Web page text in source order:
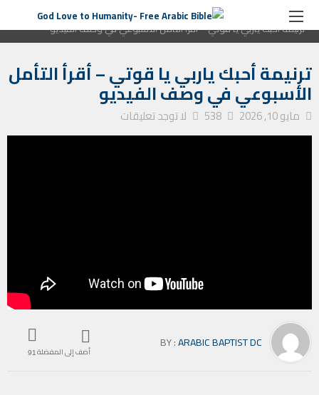
الصفحة الرئيسية
التأمل الأسبوعي
ترنيمة أحبك ياربي يا قوتي – أقرأ التأمل الأسبوعي في وصف الفيديو
ترنيمة أحبك ياربي يا قوتي – أقرأ التأمل
الأسبوعي في وصف الفيديو
مايو 10, 2026 538 لا توجد تعليقات
أضف إلى المفضلة 91
BY :ARABIC BAPTIST DC